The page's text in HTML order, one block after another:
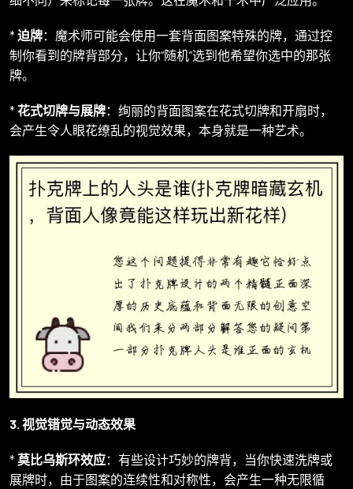
*迫牌：魔术师可能会使用一套背面图案特殊的牌，通过控
制你看到的牌背部分，让你“随机”选到他希望你选中的那张
牌。
*花式切牌与展牌：绚丽的背面图案在花式切牌和开扇时，
会产生令人眼花缭乱的视觉效果，本身就是一种艺术。
3. 视觉错觉与动态效果
* 莫比乌斯环效应：有些设计巧妙的牌背，当你快速洗牌或
展牌时，由于图案的连续性和对称性，会产生一种无限循